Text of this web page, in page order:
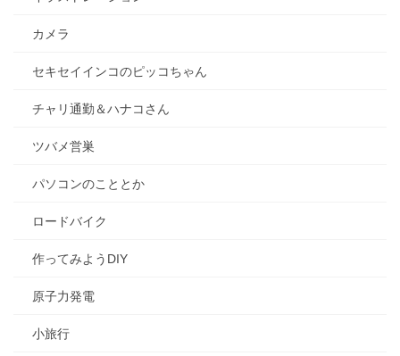
カメラ
セキセイインコのピッコちゃん
チャリ通勤＆ハナコさん
ツバメ営巣
パソコンのこととか
ロードバイク
作ってみようDIY
原子力発電
小旅行